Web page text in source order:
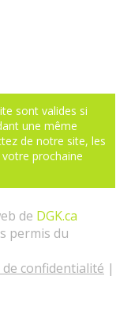
sont valides si
une même
de notre site, les
prochaine
de DGK.ca
permis du
confidentialité |